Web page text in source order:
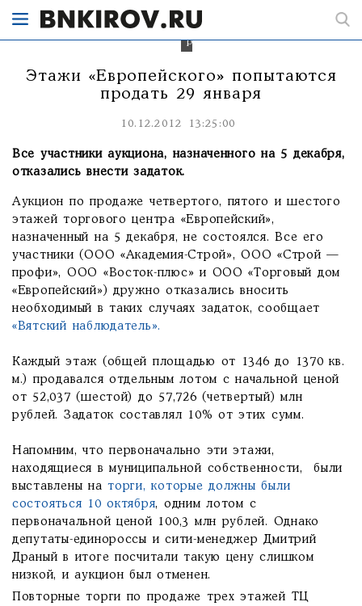
млн
рублей.
Этажи «Европейского» попытаются
продать 29 января
10.12.2012 13:25:00
Все участники аукциона, назначенного на 5 декабря,
отказались внести задаток.
Аукцион по продаже четвертого, пятого и шестого
этажей торгового центра «Европейский»,
назначенный на 5 декабря, не состоялся. Все его
участники (ООО «Академия-Строй», ООО «Строй —
профи», ООО «Восток-плюс» и ООО «Торговый дом
«Европейский») дружно отказались вносить
необходимый в таких случаях задаток, сообщает
«Вятский наблюдатель».
Каждый этаж (общей площадью от 1346 до 1370 кв.
м.) продавался отдельным лотом с начальной ценой
от 52,037 (шестой) до 57,726 (четвертый) млн
рублей. Задаток составлял 10% от этих сумм.
Напомним, что первоначально эти этажи,
находящиеся в муниципальной собственности, были
выставлены наторги, которые должны были
состояться 10 октября, одним лотом с
первоначальной ценой 100,3 млн рублей. Однако
депутаты-единороссы и сити-менеджер Дмитрий
Драный в итоге посчитали такую цену слишком
низкой, и аукцион был отменен.
Повторные торги по продаже трех этажей ТЦ